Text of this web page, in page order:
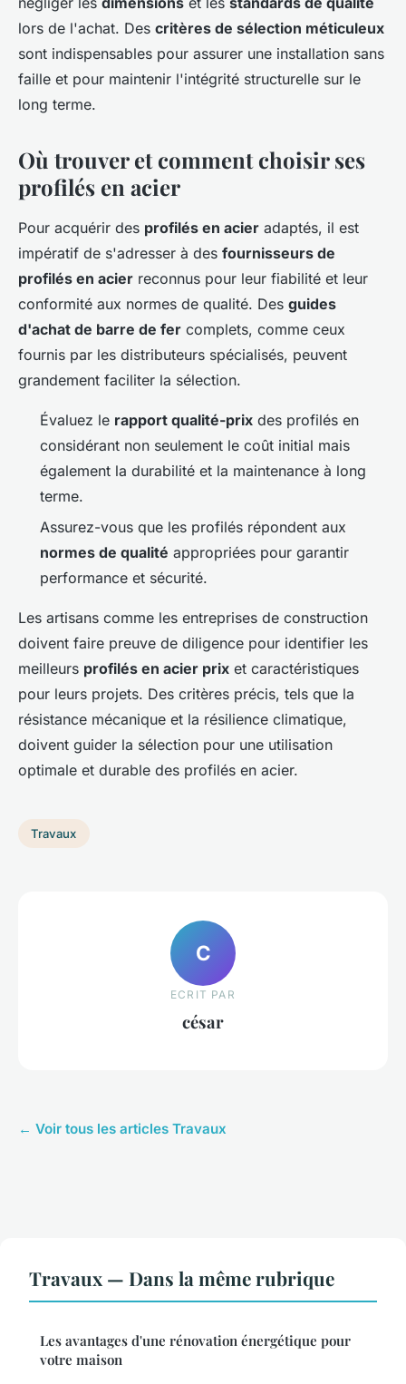
lors de l'achat. Des critères de sélection méticuleux
sont indispensables pour assurer une installation sans
faille et pour maintenir l'intégrité structurelle sur le
long terme.
Où trouver et comment choisir ses
profilés en acier
Pour acquérir des profilés en acier adaptés, il est
impératif de s'adresser à des fournisseurs de
profilés en acier reconnus pour leur fiabilité et leur
conformité aux normes de qualité. Des guides
d'achat de barre de fer complets, comme ceux
fournis par les distributeurs spécialisés, peuvent
grandement faciliter la sélection.
Évaluez le rapport qualité-prix des profilés en
considérant non seulement le coût initial mais
également la durabilité et la maintenance à long
terme.
Assurez-vous que les profilés répondent aux
normes de qualité appropriées pour garantir
performance et sécurité.
Les artisans comme les entreprises de construction
doivent faire preuve de diligence pour identifier les
meilleurs profilés en acier prix et caractéristiques
pour leurs projets. Des critères précis, tels que la
résistance mécanique et la résilience climatique,
doivent guider la sélection pour une utilisation
optimale et durable des profilés en acier.
Travaux
C
ECRIT PAR
césar
← Voir tous les articles Travaux
Travaux — Dans la même rubrique
Les avantages d'une rénovation énergétique pour
votre maison